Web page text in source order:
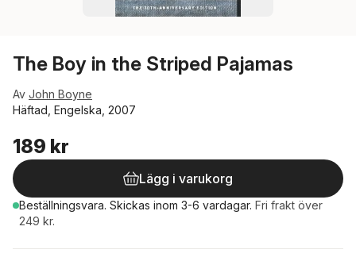
The Boy in the Striped Pajamas
Av John Boyne
Häftad, Engelska, 2007
189 kr
Lägg i varukorg
Beställningsvara. Skickas inom 3-6 vardagar. Fri frakt över
249 kr.